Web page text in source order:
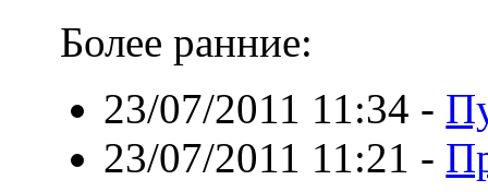
Более ранние:
23/07/2011 11:34 -
23/07/2011 11:21 -